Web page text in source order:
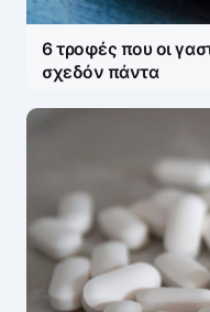
6 τροφές που οι
σχεδόν πάντα